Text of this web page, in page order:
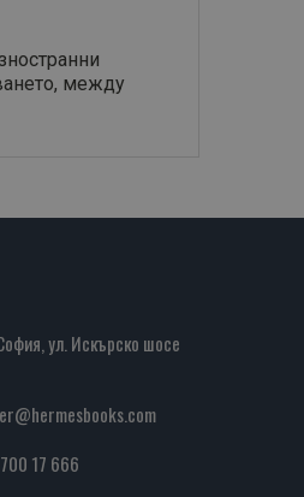
между
ул. Искърско шосе
17 666